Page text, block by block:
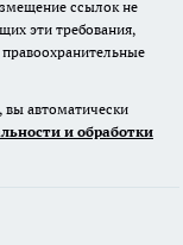
ссылок не
эти требования,
вы автоматически
и обработки